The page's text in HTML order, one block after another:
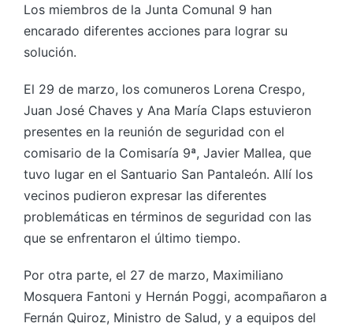
Los miembros de la Junta Comunal 9 han
encarado diferentes acciones para lograr su
solución.
El 29 de marzo, los comuneros Lorena Crespo,
Juan José Chaves y Ana María Claps estuvieron
presentes en la reunión de seguridad con el
comisario de la Comisaría 9ª, Javier Mallea, que
tuvo lugar en el Santuario San Pantaleón. Allí los
vecinos pudieron expresar las diferentes
problemáticas en términos de seguridad con las
que se enfrentaron el último tiempo.
Por otra parte, el 27 de marzo, Maximiliano
Mosquera Fantoni y Hernán Poggi, acompañaron a
Fernán Quiroz, Ministro de Salud, y a equipos del